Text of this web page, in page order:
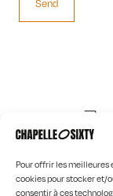
Pour offrir les meilleures
cookies pour stocker et/
consentir à ces